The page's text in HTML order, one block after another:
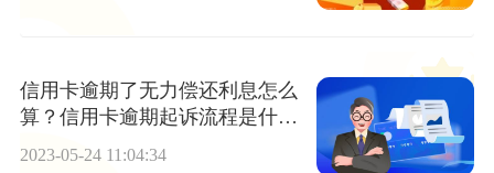
信用卡逾期了无力偿还利息怎么
算？信用卡逾期起诉流程是什
么？
2023-05-24 11:04:34